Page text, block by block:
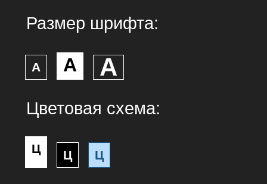
Размер шрифта:
А А А
Цветовая схема:
Ц Ц Ц